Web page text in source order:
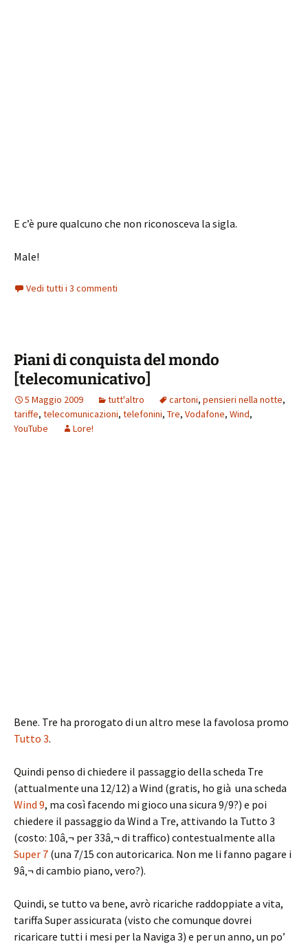
E c’è pure qualcuno che non riconosceva la sigla.
Male!
Vedi tutti i 3 commenti
Piani di conquista del mondo
[telecomunicativo]
5 Maggio 2009 tutt'altro cartoni, pensieri nella notte,
tariffe, telecomunicazioni, telefonini, Tre, Vodafone, Wind,
YouTube
Lore!
Bene. Tre ha prorogato di un altro mese la favolosa promo
Tutto 3.
Quindi penso di chiedere il passaggio della scheda Tre
(attualmente una 12/12) a Wind (gratis, ho già una scheda
Wind 9, ma così facendo mi gioco una sicura 9/9?) e poi
chiedere il passaggio da Wind a Tre, attivando la Tutto 3
(costo: 10â‚¬ per 33â‚¬ di traffico) contestualmente alla
Super 7 (una 7/15 con autoricarica. Non me li fanno pagare i
9â‚¬ di cambio piano, vero?).
Quindi, se tutto va bene, avrò ricariche raddoppiate a vita,
tariffa Super assicurata (visto che comunque dovrei
ricaricare tutti i mesi per la Naviga 3) e per un anno, un po’